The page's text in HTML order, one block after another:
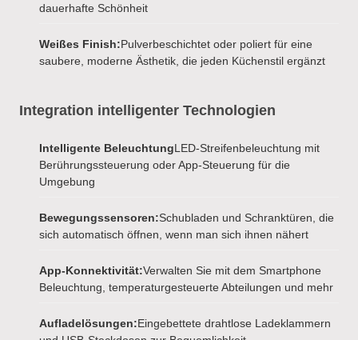
dauerhafte Schönheit
Weißes Finish:Pulverbeschichtet oder poliert für eine
saubere, moderne Ästhetik, die jeden Küchenstil ergänzt
Integration intelligenter Technologien
Intelligente BeleuchtungLED-Streifenbeleuchtung mit
Berührungssteuerung oder App-Steuerung für die
Umgebung
Bewegungssensoren:Schubladen und Schranktüren, die
sich automatisch öffnen, wenn man sich ihnen nähert
App-Konnektivität:Verwalten Sie mit dem Smartphone
Beleuchtung, temperaturgesteuerte Abteilungen und mehr
Aufladelösungen:Eingebettete drahtlose Ladeklammern